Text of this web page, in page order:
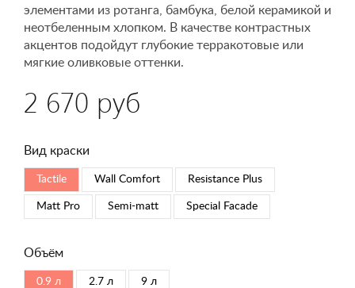
элементами из ротанга, бамбука, белой керамикой и
неотбеленным хлопком. В качестве контрастных
акцентов подойдут глубокие терракотовые или
мягкие оливковые оттенки.
2 670 руб
Вид краски
Tactile Wall Comfort Resistance Plus
Matt Pro Semi-matt Special Faсade
Объём
0.9 л 2.7 л 9 л